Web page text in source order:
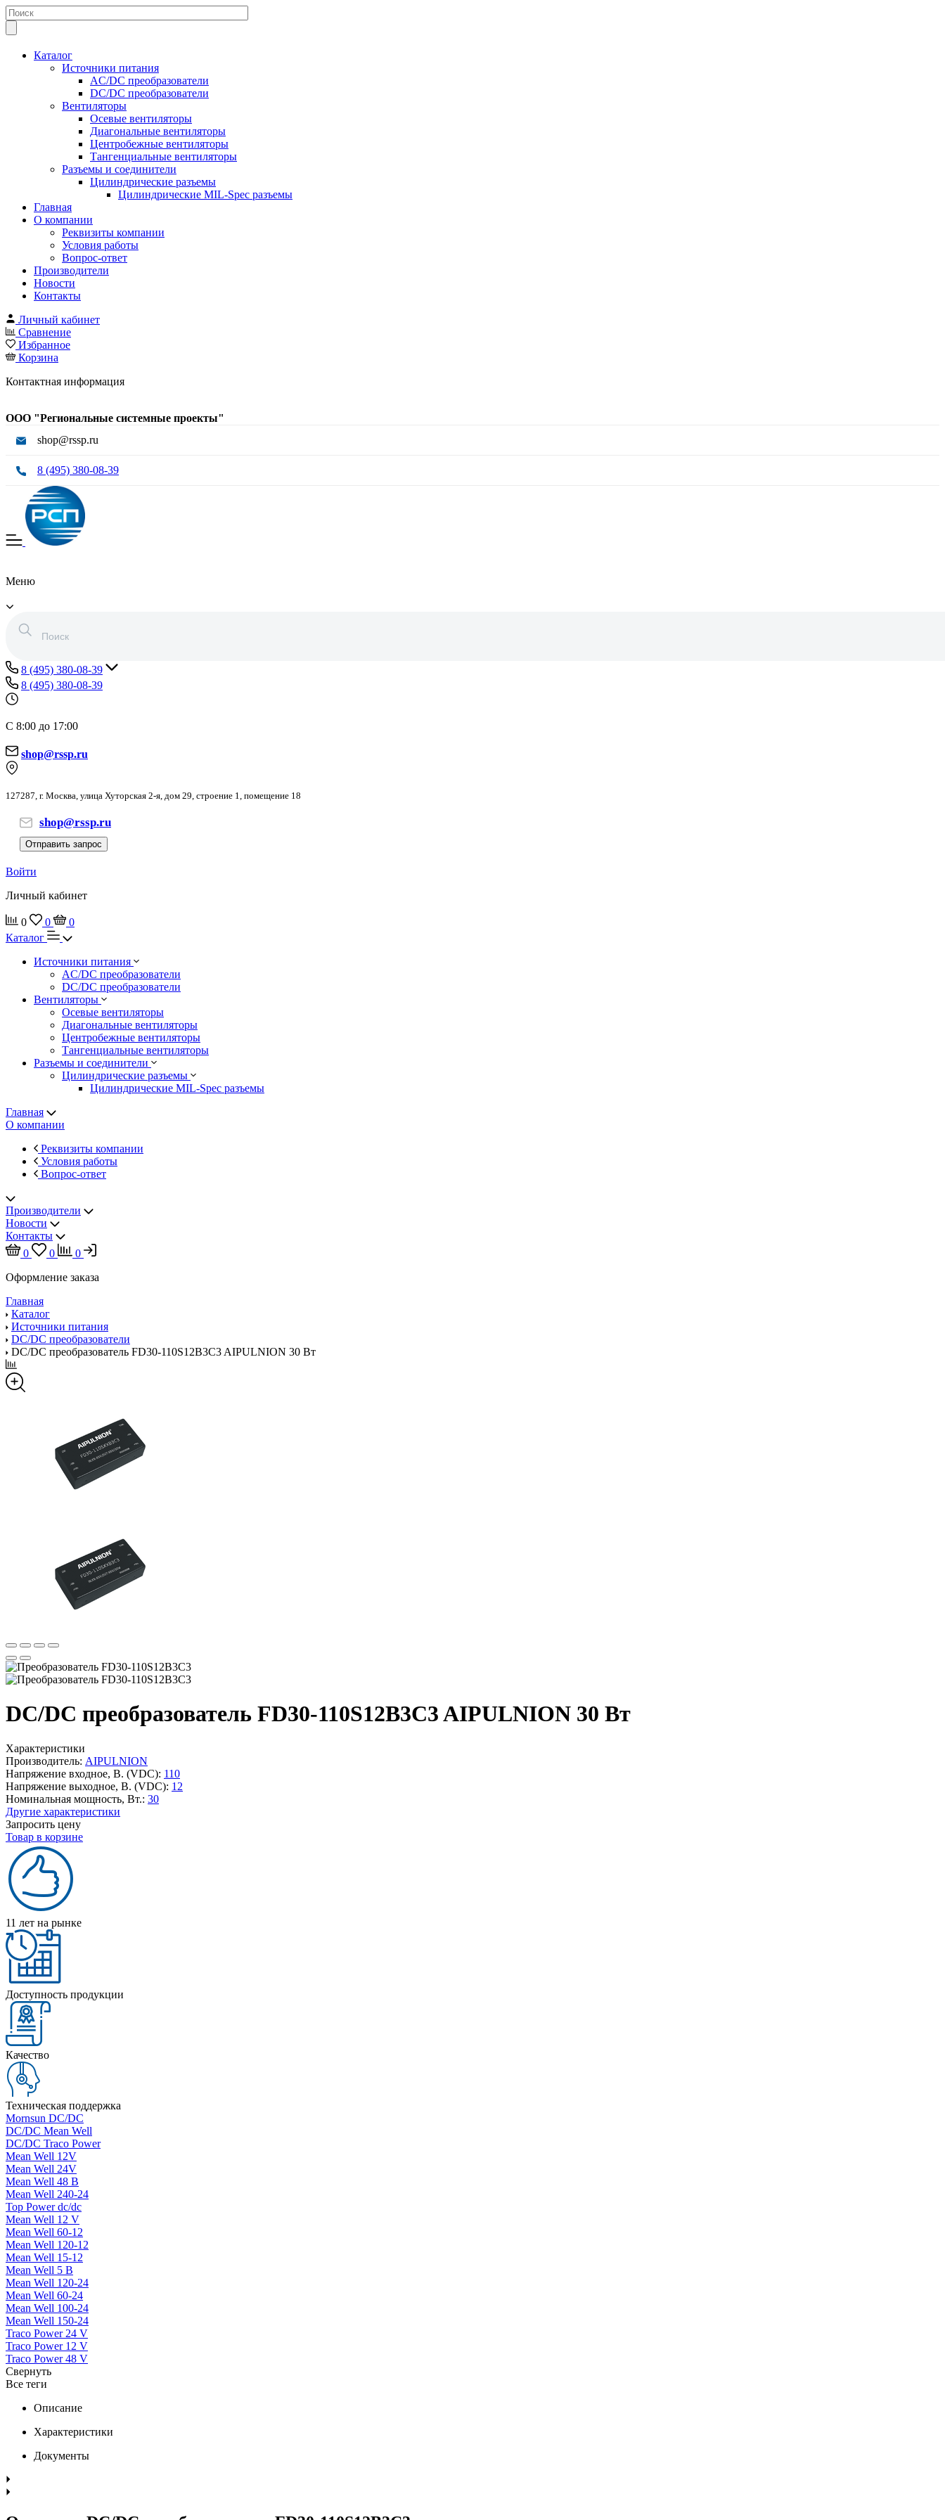
Каталог
Источники питания
AC/DC преобразователи
DC/DC преобразователи
Вентиляторы
Осевые вентиляторы
Диагональные вентиляторы
Центробежные вентиляторы
Тангенциальные вентиляторы
Разъемы и соединители
Цилиндрические разъемы
Цилиндрические MIL-Spec разъемы
Главная
О компании
Реквизиты компании
Условия работы
Вопрос-ответ
Производители
Новости
Контакты
Личный кабинет
Сравнение
Избранное
Корзина
Контактная информация
ООО "Региональные системные проекты"
shop@rssp.ru
8 (495) 380-08-39
Меню
8 (495) 380-08-39
8 (495) 380-08-39
С 8:00 до 17:00
shop@rssp.ru
127287, г. Москва, улица Хуторская 2-я, дом 29, строение 1, помещение 18
shop@rssp.ru
Отправить запрос
Войти
Личный кабинет
0 0
0
Каталог
Источники питания
AC/DC преобразователи
DC/DC преобразователи
Вентиляторы
Осевые вентиляторы
Диагональные вентиляторы
Центробежные вентиляторы
Тангенциальные вентиляторы
Разъемы и соединители
Цилиндрические разъемы
Цилиндрические MIL-Spec разъемы
Главная
О компании
Реквизиты компании
Условия работы
Вопрос-ответ
Производители
Новости
Контакты
0
0
0
Оформление заказа
Главная
Каталог
Источники питания
DC/DC преобразователи
DC/DC преобразователь FD30-110S12B3C3 AIPULNION 30 Вт
DC/DC преобразователь FD30-110S12B3C3 AIPULNION 30 Вт
Характеристики
Производитель: AIPULNION
Напряжение входное, В. (VDC): 110
Напряжение выходное, В. (VDC): 12
Номинальная мощность, Вт.: 30
Другие характеристики
Запросить цену
Товар в корзине
11 лет на рынке
Доступность продукции
Качество
Техническая поддержка
Mornsun DC/DC
DC/DC Mean Well
DC/DC Traco Power
Mean Well 12V
Mean Well 24V
Mean Well 48 В
Mean Well 240-24
Top Power dc/dc
Mean Well 12 V
Mean Well 60-12
Mean Well 120-12
Mean Well 15-12
Mean Well 5 В
Mean Well 120-24
Mean Well 60-24
Mean Well 100-24
Mean Well 150-24
Traco Power 24 V
Traco Power 12 V
Traco Power 48 V
Свернуть
Все теги
Описание
Характеристики
Документы